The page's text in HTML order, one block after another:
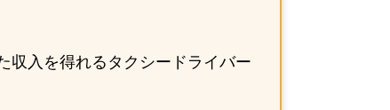
収入を得れるタクシードライバー